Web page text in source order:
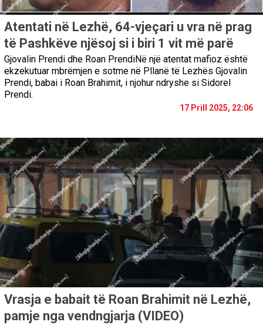
Atentati në Lezhë, 64-vjeçari u vra në prag
të Pashkëve njësoj si i biri 1 vit më parë
Gjovalin Prendi dhe Roan PrendiNë një atentat mafioz është
ekzekutuar mbrëmjen e sotme në Pllanë të Lezhës Gjovalin
Prendi, babai i Roan Brahimit, i njohur ndryshe si Sidorel
Prendi.
17 Prill 2025, 22:06
Vrasja e babait të Roan Brahimit në Lezhë,
pamje nga vendngjarja (VIDEO)